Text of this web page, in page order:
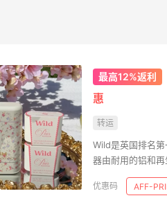
最高12%返利
惠
转运
Wild是英国排名
器由耐用的铝和
生物降解，使其
突破个人护理类
AFF-
Evelom卸妆膏--卸妆膏中的“爱马仕”
08月05日